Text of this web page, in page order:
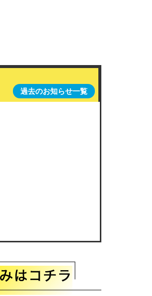
過去のお知らせ一覧